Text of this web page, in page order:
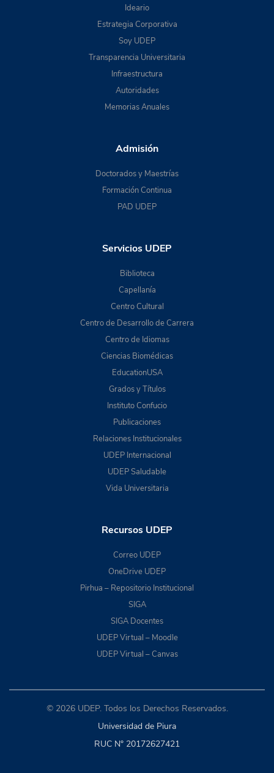
Ideario
Estrategia Corporativa
Soy UDEP
Transparencia Universitaria
Infraestructura
Autoridades
Memorias Anuales
Admisión
Doctorados y Maestrías
Formación Continua
PAD UDEP
Servicios UDEP
Biblioteca
Capellanía
Centro Cultural
Centro de Desarrollo de Carrera
Centro de Idiomas
Ciencias Biomédicas
EducationUSA
Grados y Títulos
Instituto Confucio
Publicaciones
Relaciones Institucionales
UDEP Internacional
UDEP Saludable
Vida Universitaria
Recursos UDEP
Correo UDEP
OneDrive UDEP
Pirhua – Repositorio Institucional
SIGA
SIGA Docentes
UDEP Virtual – Moodle
UDEP Virtual – Canvas
© 2026 UDEP. Todos los Derechos Reservados.
Universidad de Piura
RUC N° 20172627421